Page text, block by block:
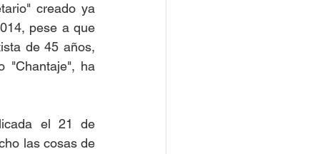
creado ya
pese a que
de 45 años,
"Chantaje", ha
el 21 de
las cosas de